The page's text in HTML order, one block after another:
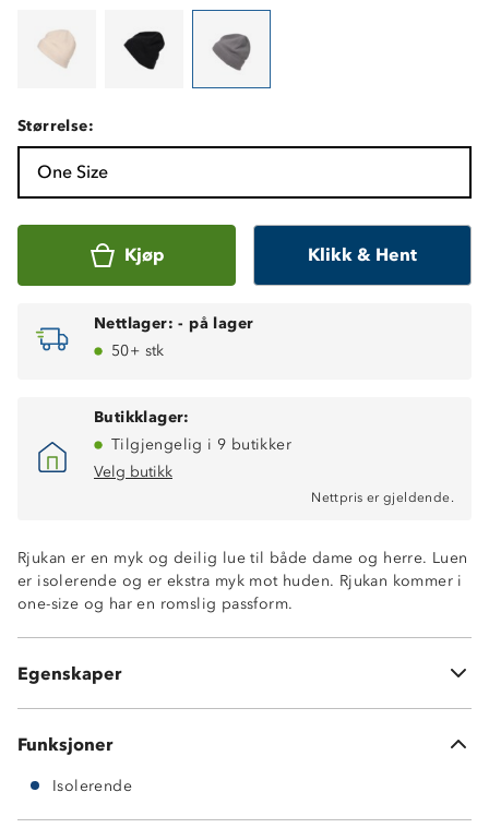
Størrelse:
One Size
Kjøp Klikk & Hent
Nettlager: - på lager
50+ stk
Butikklager:
Tilgjengelig i 9 butikker
Velg butikk
Nettpris er gjeldende.
Rjukan er en myk og deilig lue til både dame og herre. Luen
er isolerende og er ekstra myk mot huden. Rjukan kommer i
one-size og har en romslig passform.
Egenskaper
Romslig passform
Funksjoner
Isolerende